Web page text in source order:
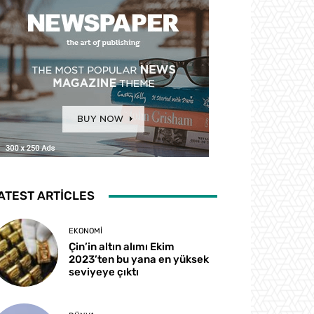
ARTICLES
EKONOMI
Çin’in altın alımı Ekim
2023’ten bu yana en yüksek
seviyeye çıktı